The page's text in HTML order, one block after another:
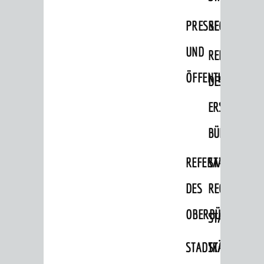
PRESSE-
UND REFERAT
DES
ERSTEN
REFERAT
DES
STABSSTELLE
RECHT
STADTKÄMMEREI
Vermiete doch an deine Stadt